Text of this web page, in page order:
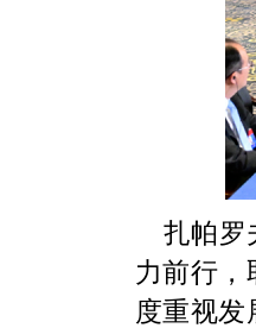
扎帕罗
力前行
度重视